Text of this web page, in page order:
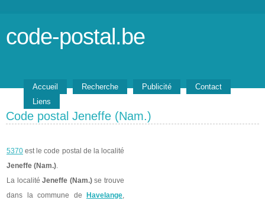
code-postal.be
Accueil Recherche Publicité
Contact
Liens
Code postal Jeneffe (Nam.)
5370 est le code postal de la localité
Jeneffe (Nam.).
La localitéJeneffe (Nam.)se trouve
dans la commune de
Havelange,